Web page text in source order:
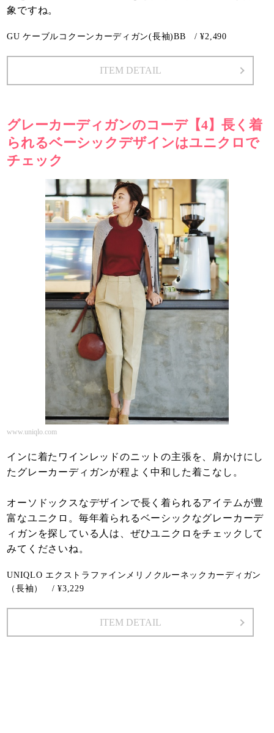
象ですね。
GU ケーブルコクーンカーディガン(長袖)BB / ¥2,490
ITEM DETAIL
グレーカーディガンのコーデ【4】長く着
られるベーシックデザインはユニクロで
チェック
www.uniqlo.com
インに着たワインレッドのニットの主張を、肩かけにし
たグレーカーディガンが程よく中和した着こなし。
オーソドックスなデザインで長く着られるアイテムが豊
富なユニクロ。毎年着られるベーシックなグレーカーデ
ィガンを探している人は、ぜひユニクロをチェックして
みてくださいね。
UNIQLO エクストラファインメリノクルーネックカーディガン
（長袖） / ¥3,229
ITEM DETAIL